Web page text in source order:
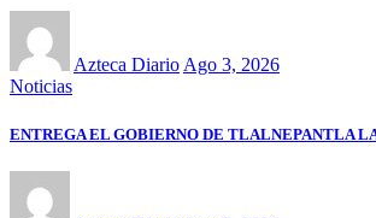
Azteca Diario Ago 3, 2026
Noticias
ENTREGA EL GOBIERNO DE TLALNEPANTLA